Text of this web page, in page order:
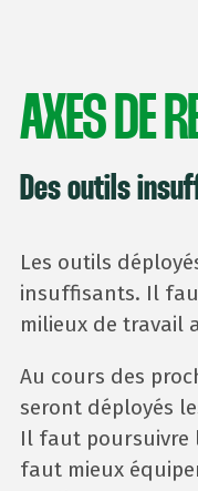
AXES DE
Des outils
Les outils
insuffisants. Il
milieux de travail
Au cours des
seront déployés
Il faut poursuivre
faut mieux